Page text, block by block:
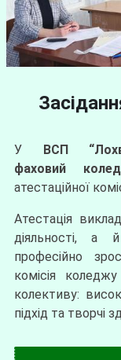
У
ВСП
фаховий
атестаційної
Атестація
діяльності, а
професійно
комісія
колективу:
підхід та творчі